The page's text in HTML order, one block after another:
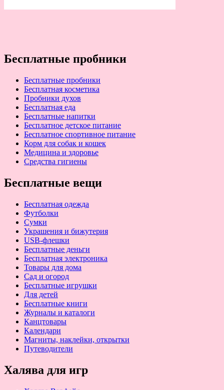
Бесплатные пробники
Бесплатные пробники
Бесплатная косметика
Пробники духов
Бесплатная еда
Бесплатные напитки
Бесплатное детское питание
Бесплатное спортивное питание
Корм для собак и кошек
Медицина и здоровье
Средства гигиены
Бесплатные вещи
Бесплатная одежда
Футболки
Сумки
Украшения и бижутерия
USB-флешки
Бесплатные деньги
Бесплатная электроника
Товары для дома
Сад и огород
Бесплатные игрушки
Для детей
Бесплатные книги
Журналы и каталоги
Канцтовары
Календари
Магниты, наклейки, открытки
Путеводители
Халява для игр